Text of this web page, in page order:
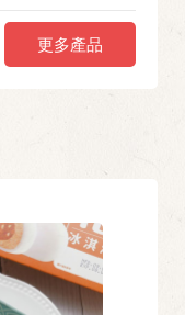
更多產品